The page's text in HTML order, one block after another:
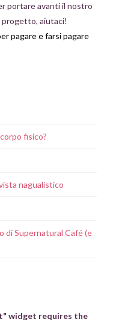
portare avanti il nostro
progetto, aiutaci!
fisico?
nagualistico
di Supernatural Café (e
widget requires the